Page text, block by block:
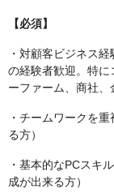
【必須】
・対顧客ビジネス
の経験者歓迎。特に
ーファーム、商社、
・チームワークを
る方）
・基本的なPCスキ
成が出来る方）